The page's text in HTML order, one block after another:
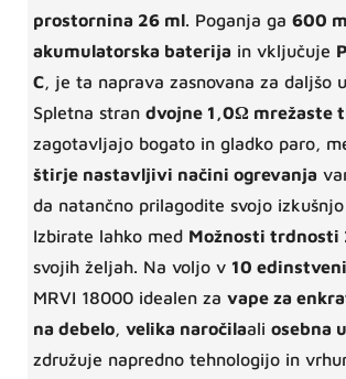
prostornina 26 ml. Poganja ga 600
akumulatorska baterija in vključuje
C, je ta naprava zasnovana za daljšo
Spletna stran dvojne 1,0Ω mrežaste
zagotavljajo bogato in gladko paro,
štirje nastavljivi načini ogrevanja
da natančno prilagodite svojo
Izbirate lahko med Možnosti trdnosti
svojih željah. Na voljo v 10
MRVI 18000 idealen za vape za
na debelo, velika naročilaali osebna
združuje napredno tehnologijo in